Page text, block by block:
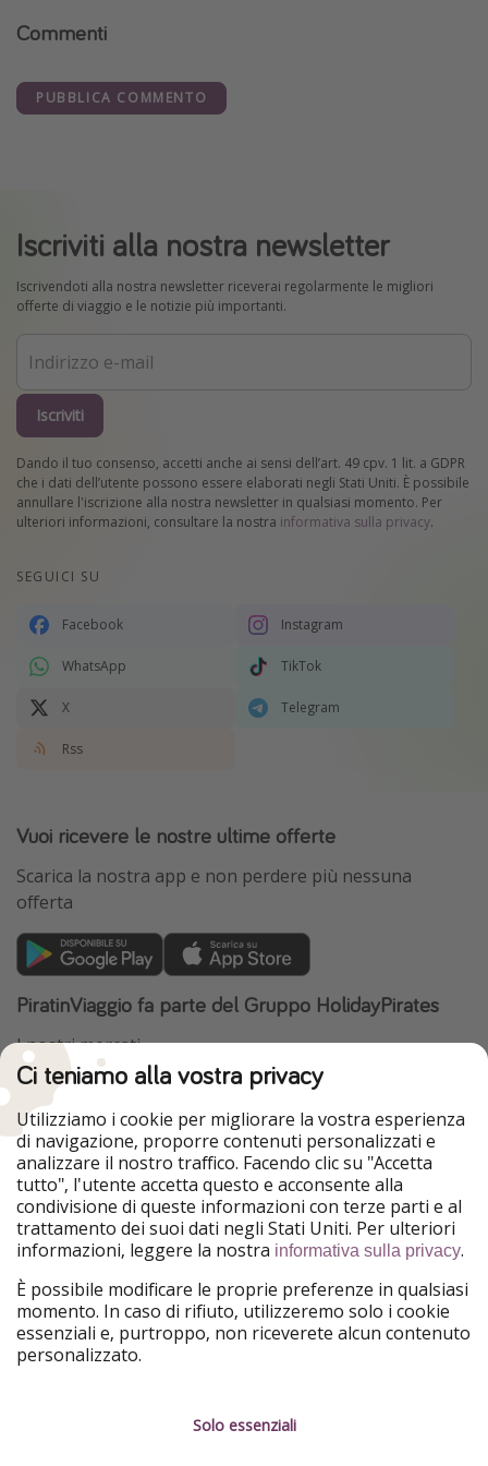
Commenti
PUBBLICA COMMENTO
Iscriviti alla nostra newsletter
Iscrivendoti alla nostra newsletter riceverai regolarmente le migliori
offerte di viaggio e le notizie più importanti.
Iscriviti
Dando il tuo consenso, accetti anche ai sensi dell’art. 49 cpv. 1 lit. a GDPR
che i dati dell’utente possono essere elaborati negli Stati Uniti. È possibile
annullare l'iscrizione alla nostra newsletter in qualsiasi momento. Per
ulteriori informazioni, consultare la nostra informativa sulla privacy.
SEGUICI SU
Facebook Instagram
WhatsApp TikTok
X Telegram
Rss
Vuoi ricevere le nostre ultime offerte
Scarica la nostra app e non perdere più nessuna
offerta
PiratinViaggio fa parte del Gruppo HolidayPirates
I nostri mercati
HolidayPirates
VakantiePiraten
WakacyjniPiraci
Ferienpiraten
Urlaubspiraten
Urlaubspiraten
ViajerosPiratas
TravelPirates
Il nostro gruppo
HolidayPirates Group
Conoscici meglio
Chi siamo
Lavora con noi
Informazioni legali
Termini d' Uso
Ci teniamo alla vostra privacy
Utilizziamo i cookie per migliorare la vostra esperienza
di navigazione, proporre contenuti personalizzati e
analizzare il nostro traffico. Facendo clic su "Accetta
tutto", l'utente accetta questo e acconsente alla
condivisione di queste informazioni con terze parti e al
trattamento dei suoi dati negli Stati Uniti. Per ulteriori
informazioni, leggere la nostra informativa sulla privacy.
È possibile modificare le proprie preferenze in qualsiasi
momento. In caso di rifiuto, utilizzeremo solo i cookie
essenziali e, purtroppo, non riceverete alcun contenuto
personalizzato.
Solo essenziali